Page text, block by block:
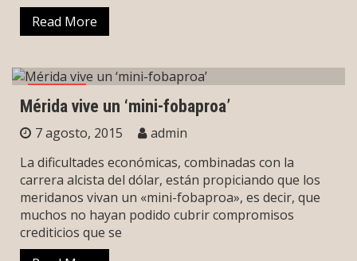
Read More
Mérida
Mérida vive un ‘mini-fobaproa’
7 agosto, 2015
admin
La dificultades económicas, combinadas con la
carrera alcista del dólar, están propiciando que los
meridanos vivan un «mini-fobaproa», es decir, que
muchos no hayan podido cubrir compromisos
crediticios que se